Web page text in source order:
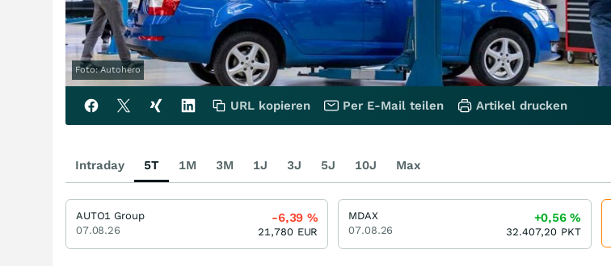
Foto: Autohero
URL kopieren Per E-Mail teilen Artikel drucken
Intraday 5T 1M 3M 1J 3J 5J 10J Max
AUTO1 Group
07.08.26
-6,39 %
21,780 EUR
MDAX
07.08.26
+0,56 %
32.407,20 PKT